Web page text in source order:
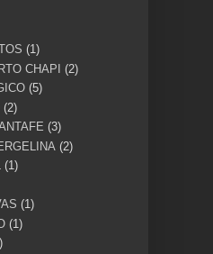
(1)
CHAPI
(2)
(5)
(2)
(3)
(2)
(1)
(1)
(1)